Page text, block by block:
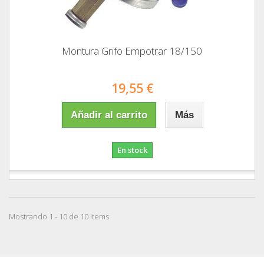
Montura Grifo Empotrar 18/150
19,55 €
Añadir al carrito Más
En stock
Mostrando 1 - 10 de 10 items